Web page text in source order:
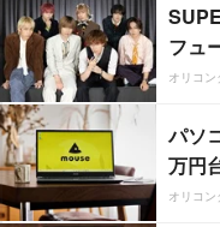
フュ
オリコ
パソ
万円
オリコ